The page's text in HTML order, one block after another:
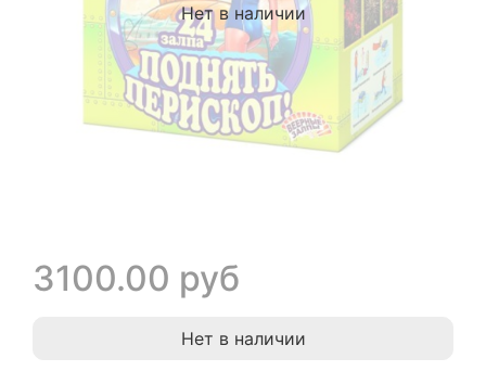
Нет в наличии
3100.00 руб
Нет в наличии